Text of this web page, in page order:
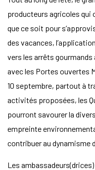
producteurs agricoles qui
que ce soit pour
des vacances,
vers les arrêts
avec les Portes ouvertes
10 septembre, partout à
activités proposées, les
pourront savourer la
empreinte
contribuer au dynamisme
Les